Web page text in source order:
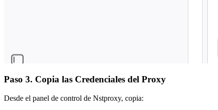
Paso 3. Copia las Credenciales del Proxy
Desde el panel de control de Nstproxy, copia: